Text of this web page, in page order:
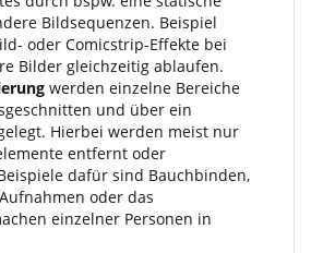
Bildsequenzen. Beispiel
oder Comicstrip-Effekte bei
Bilder gleichzeitig ablaufen.
werden einzelne Bereiche
und über ein
Hierbei werden meist nur
entfernt oder
dafür sind Bauchbinden,
oder das
einzelner Personen in